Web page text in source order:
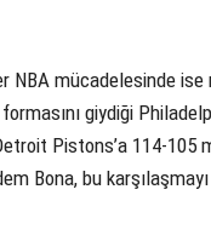
NBA mücadelesinde
formasını giydiği
Pistons’a 114-105
Bona, bu